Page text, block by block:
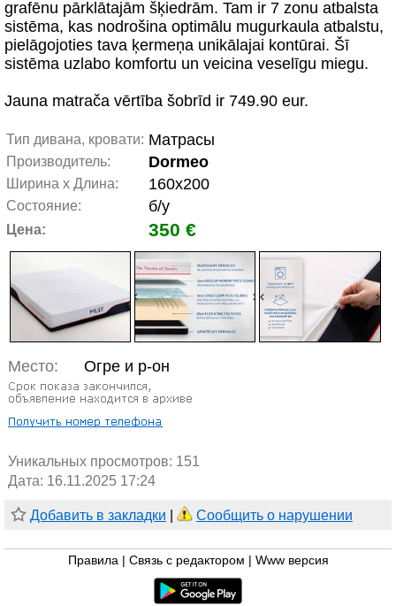
grafēnu pārklātajām šķiedrām. Tam ir 7 zonu atbalsta
sistēma, kas nodrošina optimālu mugurkaula atbalstu,
pielāgojoties tava ķermeņa unikālajai kontūrai. Šī
sistēma uzlabo komfortu un veicina veselīgu miegu.
Jauna matrača vērtība šobrīd ir 749.90 eur.
Тип дивана, кровати: Матрасы
Производитель: Dormeo
Ширина x Длина: 160x200
Состояние: б/у
Цена: 350 €
Место: Огре и р-он
Уникальных просмотров: 151
Дата: 16.11.2025 17:24
Добавить в закладки Сообщить о нарушении
Правила Связь с редактором Www версия